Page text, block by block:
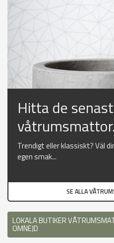
Hitta de
våtrumsmattor.
Trendigt eller klassiskt? Väl
egen smak...
SE ALLA
LOKALA BUTIKER
OMNEJD